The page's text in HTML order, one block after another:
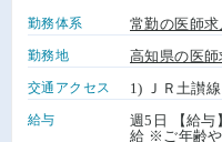
勤務体系 常勤の医師求
勤務地 高知県の医師
交通アクセス 1) ＪＲ土讃
給与
週5日 【給与
給 ※ご年齢や